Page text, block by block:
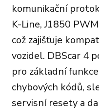
komunikační
K-Line, J1850
což zajišťuje
vozidel. DBScar 4
pro základní
chybových kódů,
servisní resety a